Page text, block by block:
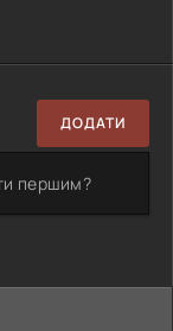
ДОДАТИ
першим?